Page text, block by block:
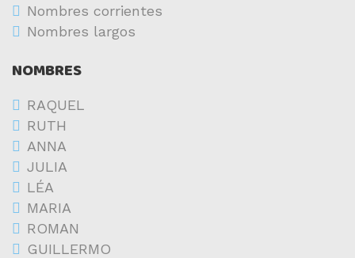
Nombres corrientes
Nombres largos
NOMBRES
RAQUEL
RUTH
ANNA
JULIA
LÉA
MARIA
ROMAN
GUILLERMO